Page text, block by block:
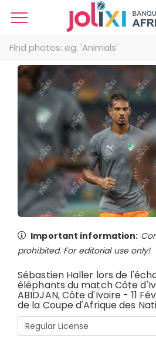
Important information:
prohibited. For editorial use only!
Sébastien Haller lors de
éléphants du match Côte
ABIDJAN, Côte d'Ivoire - 11
de la Coupe d'Afrique des